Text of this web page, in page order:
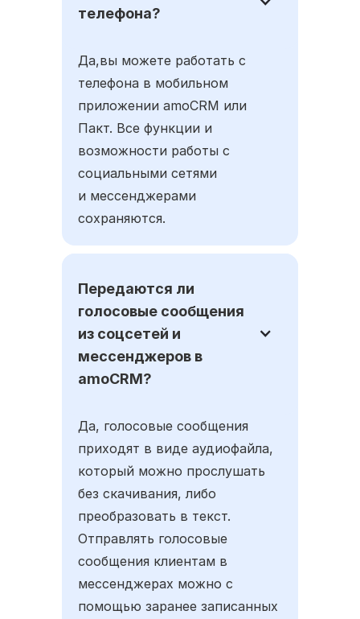
телефона?
Да,вы можете работать с
телефона в мобильном
приложении amoCRM или
Пакт. Все функции и
возможности работы с
социальными сетями
и мессенджерами
сохраняются.
Передаются ли
голосовые сообщения
из соцсетей и
мессенджеров в
amoCRM?
Да, голосовые сообщения
приходят в виде аудиофайла,
который можно прослушать
без скачивания, либо
преобразовать в текст.
Отправлять голосовые
сообщения клиентам в
мессенджерах можно с
помощью заранее записанных